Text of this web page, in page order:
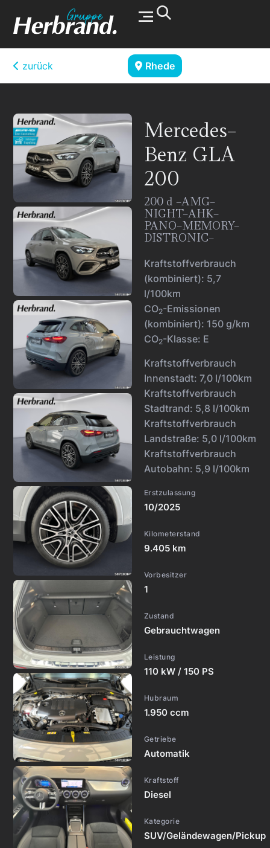
zurück Rhede
Mercedes-
Benz GLA
200
200 d -AMG-
NIGHT-AHK-
PANO-MEMORY-
DISTRONIC-
Kraftstoffverbrauch
(kombiniert): 5,7
l/100km
CO2-Emissionen
(kombiniert): 150 g/km
CO2-Klasse: E
Kraftstoffverbrauch
Innenstadt: 7,0 l/100km
Kraftstoffverbrauch
Stadtrand: 5,8 l/100km
Kraftstoffverbrauch
Landstraße: 5,0 l/100km
Kraftstoffverbrauch
Autobahn: 5,9 l/100km
Erstzulassung
10/2025
Kilometerstand
9.405 km
Vorbesitzer
1
Zustand
Gebrauchtwagen
Leistung
110 kW / 150 PS
Hubraum
1.950 ccm
Getriebe
Automatik
Kraftstoff
Diesel
Kategorie
SUV/Geländewagen/Pickup